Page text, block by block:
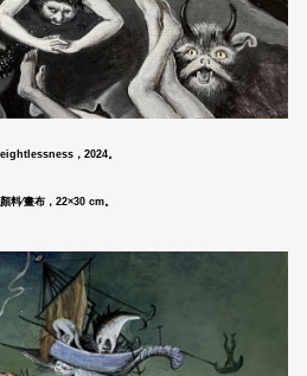
，2024。
料∕畫布，22×30 cm。